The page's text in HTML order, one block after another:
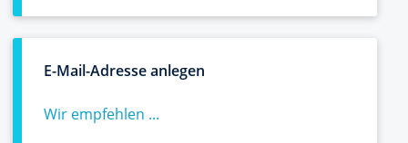
E-Mail-Adresse anlegen
Wir empfehlen ...